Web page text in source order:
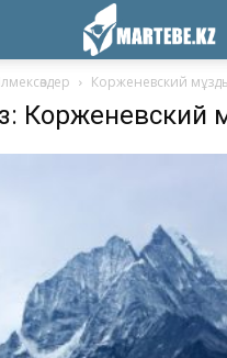
Ілмексөздер Корженевский
Корженевский